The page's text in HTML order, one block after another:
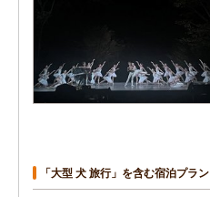
「大型 犬 旅行」を含む宿泊プラン